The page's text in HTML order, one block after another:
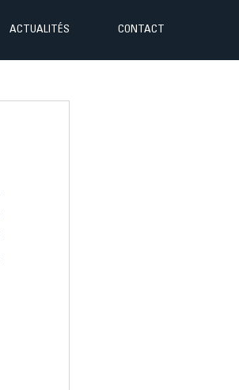
ACTUALITÉS CONTACT